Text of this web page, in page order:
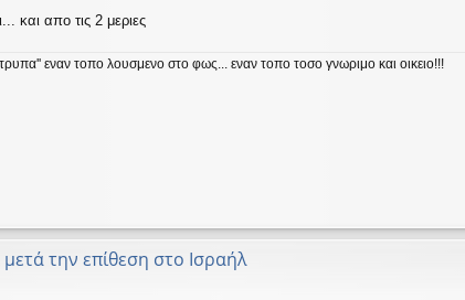
και απο τις 2 μεριες
εναν τοπο λουσμενο στο φως... εναν τοπο τοσο γνωριμο και οικειο!!!
την επίθεση στο Ισραήλ